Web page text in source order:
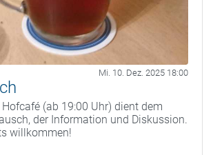
Mi. 10. Dez. 2025 18:00
(ab 19:00 Uhr) dient dem
der Information und Diskussion.
willkommen!